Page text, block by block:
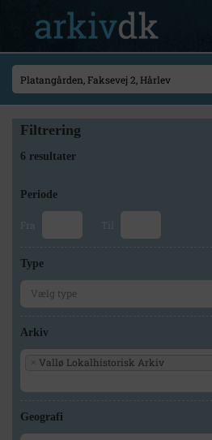
Filtrering
6 resultater
Periode
Fra Til
Type
Arkiv
× Vallø Lokalhistorisk Arkiv
Geografi